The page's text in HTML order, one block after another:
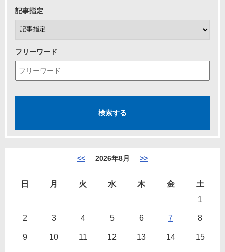
記事指定
フリーワード
<< 2026年8月 >>
日 月 火 水 木 金
土
1
2 3 4 5 6 7 8
9 10 11 12 13 14 15